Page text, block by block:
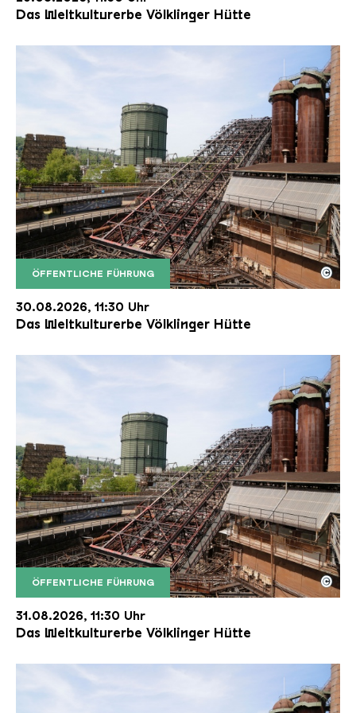
Das Weltkulturerbe Völklinger Hütte
ÖFFENTLICHE FÜHRUNG
Der Erzschrägaufzug der Völklinger Hütte mit
Copyright: Weltkulturerbe Völklinger Hütte | Karl
©
30.08.2026, 11:30 Uhr
Das Weltkulturerbe Völklinger Hütte
ÖFFENTLICHE FÜHRUNG
Der Erzschrägaufzug der Völklinger Hütte mit
Copyright: Weltkulturerbe Völklinger Hütte | Karl
©
31.08.2026, 11:30 Uhr
Das Weltkulturerbe Völklinger Hütte